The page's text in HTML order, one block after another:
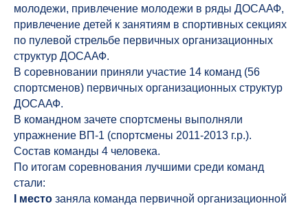
молодежи, привлечение молодежи в ряды ДОСААФ,
привлечение детей к занятиям в спортивных секциях
по пулевой стрельбе первичных организационных
структур ДОСААФ.
В соревновании приняли участие 14 команд (56
спортсменов) первичных организационных структур
ДОСААФ.
В командном зачете спортсмены выполняли
упражнение ВП-1 (спортсмены 2011-2013 г.р.).
Состав команды 4 человека.
По итогам соревнования лучшими среди команд
стали:
I место заняла команда первичной организационной